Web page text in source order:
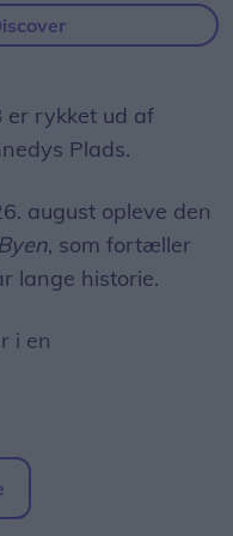
er rykket ud af
Plads.
august opleve den
, som fortæller
lange historie.
i en
i Aalborg og
til klubbens danske